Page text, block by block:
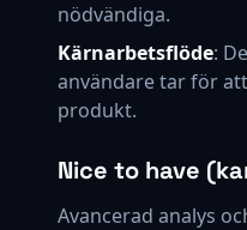
nödvändiga.
Kärnarbetsflöde:
användare tar för
produkt.
Nice to have
Avancerad analys